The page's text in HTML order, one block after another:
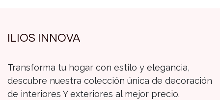
ILIOS INNOVA
Transforma tu hogar con estilo y elegancia,
descubre nuestra colección única de decoración
de interiores Y exteriores al mejor precio.